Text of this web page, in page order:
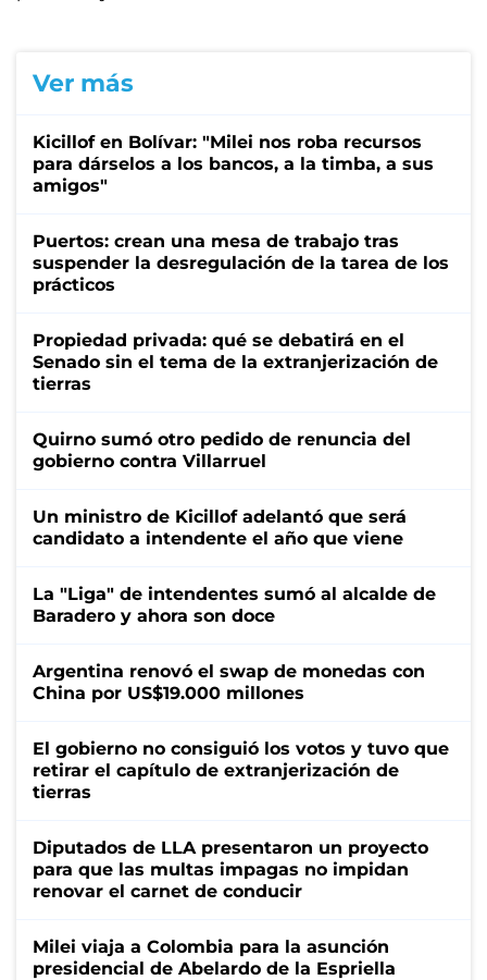
Ver más
Kicillof en Bolívar: "Milei nos roba recursos
para dárselos a los bancos, a la timba, a sus
amigos"
Puertos: crean una mesa de trabajo tras
suspender la desregulación de la tarea de los
prácticos
Propiedad privada: qué se debatirá en el
Senado sin el tema de la extranjerización de
tierras
Quirno sumó otro pedido de renuncia del
gobierno contra Villarruel
Un ministro de Kicillof adelantó que será
candidato a intendente el año que viene
La "Liga" de intendentes sumó al alcalde de
Baradero y ahora son doce
Argentina renovó el swap de monedas con
China por US$19.000 millones
El gobierno no consiguió los votos y tuvo que
retirar el capítulo de extranjerización de
tierras
Diputados de LLA presentaron un proyecto
para que las multas impagas no impidan
renovar el carnet de conducir
Milei viaja a Colombia para la asunción
presidencial de Abelardo de la Espriella